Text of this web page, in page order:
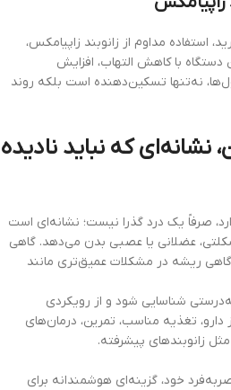
استفاده مداوم از زانوبند زاپیامکس،
با کاهش التهاب، افزایش
نه‌تنها تسکین‌دهنده است بلکه روند
نشانه‌ای که نباید نادیده
صرفاً یک درد گذرا نیست؛ نشانه‌ای است
عضلانی یا عصبی بدن می‌دهد. گاهی
ریشه در مشکلات عمیق‌تری مانند
شناسایی شود و از رویکردی
دارو، تغذیه مناسب، تمرین، درمان‌های
مثل زانوبندهای پیشرفته.
خود، گزینه‌ای هوشمندانه برای